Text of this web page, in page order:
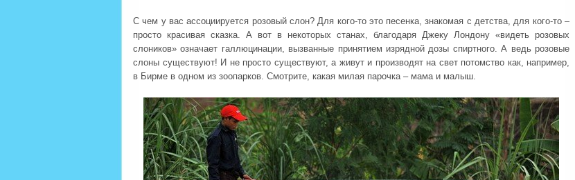
С чем у вас ассоциируется розовый слон? Для кого-то это песенка, знакомая с детства, для кого-то –
просто красивая сказка. А вот в некоторых станах, благодаря Джеку Лондону «видеть розовых
слоников» означает галлюцинации, вызванные принятием изрядной дозы спиртного. А ведь розовые
слоны существуют! И не просто существуют, а живут и производят на свет потомство как, например,
в Бирме в одном из зоопарков. Смотрите, какая милая парочка – мама и малыш.